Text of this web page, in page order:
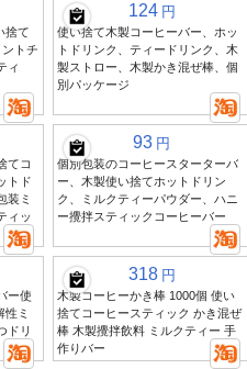
捨て
トチ
ィ
124 円
使い捨て木製コーヒーバー、ホッ
トドリンク、ティードリンク、木
製ストロー、木製かき混ぜ棒、個
別パッケージ
てコ
トド
装ミ
ィッ
93 円
個別包装のコーヒースターターバ
ー、木製使い捨てホットドリン
ク、ミルクティーパウダー、ハニ
ー攪拌スティックコーヒーバー
ー使
性ミ
ドリ
318 円
木製コーヒーかき棒 1000個 使い
捨てコーヒースティック かき混ぜ
棒 木製攪拌飲料 ミルクティー 手
作りバー